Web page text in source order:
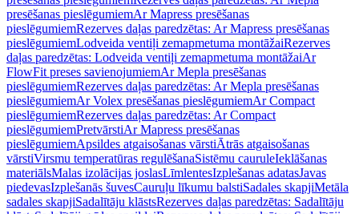
presēšanas pieslēgumiemAr Mapress presēšanas
pieslēgumiemRezerves daļas paredzētas: Ar Mapress presēšanas
pieslēgumiemLodveida ventiļi zemapmetuma montāžaiRezerves
daļas paredzētas: Lodveida ventiļi zemapmetuma montāžaiAr
FlowFit preses savienojumiemAr Mepla presēšanas
pieslēgumiemRezerves daļas paredzētas: Ar Mepla presēšanas
pieslēgumiemAr Volex presēšanas pieslēgumiemAr Compact
pieslēgumiemRezerves daļas paredzētas: Ar Compact
pieslēgumiemPretvārstiAr Mapress presēšanas
pieslēgumiemApsildes atgaisošanas vārstiĀtrās atgaisošanas
vārstiVirsmu temperatūras regulēšanaSistēmu cauruleIeklāšanas
materiālsMalas izolācijas joslasLīmlentesIzplešanas adatasJavas
piedevasIzplešanās šuvesCauruļu līkumu balstiSadales skapjiMetāla
sadales skapjiSadalītāju klāstsRezerves daļas paredzētas: Sadalītāju